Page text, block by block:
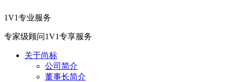
1V1专业服务
专家级顾问1V1专享服务
关于尚标
公司简介
董事长简介